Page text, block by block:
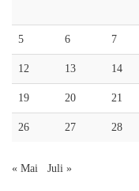
5 6 7
12 13 14
19 20 21
26 27 28
« Mai Juli »